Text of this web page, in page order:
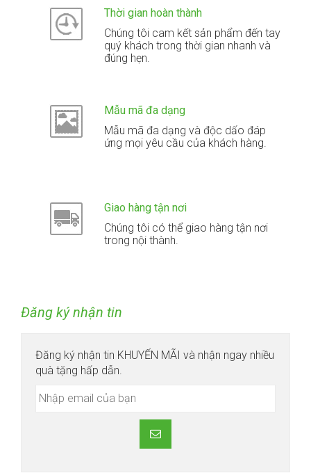
Thời gian hoàn thành
Chúng tôi cam kết sản phẩm đến tay
quý khách trong thời gian nhanh và
đúng hẹn.
Mẫu mã đa dạng
Mẫu mã đa dạng và độc dấo đáp
ứng mọi yêu cầu của khách hàng.
Giao hàng tận nơi
Chúng tôi có thể giao hàng tận nơi
trong nội thành.
Đăng ký nhận tin
Đăng ký nhận tin KHUYẾN MÃI và nhận ngay nhiều
quà tặng hấp dẫn.